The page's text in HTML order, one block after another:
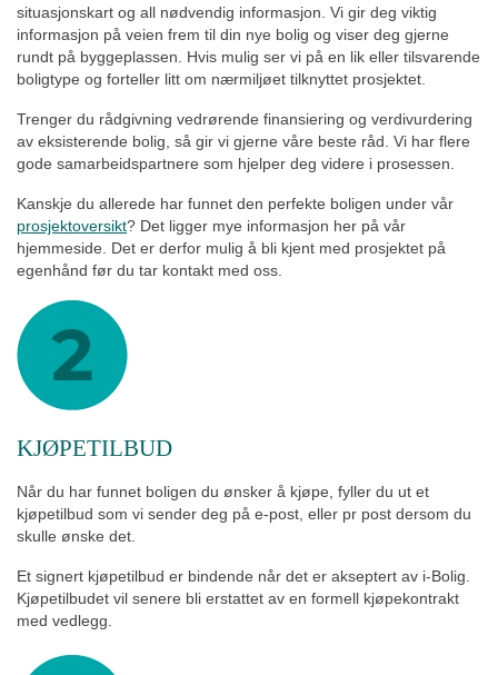
situasjonskart og all nødvendig informasjon. Vi gir deg viktig
informasjon på veien frem til din nye bolig og viser deg gjerne
rundt på byggeplassen. Hvis mulig ser vi på en lik eller tilsvarende
boligtype og forteller litt om nærmiljøet tilknyttet prosjektet.
Trenger du rådgivning vedrørende finansiering og verdivurdering
av eksisterende bolig, så gir vi gjerne våre beste råd. Vi har flere
gode samarbeidspartnere som hjelper deg videre i prosessen.
Kanskje du allerede har funnet den perfekte boligen under vår
prosjektoversikt? Det ligger mye informasjon her på vår
hjemmeside. Det er derfor mulig å bli kjent med prosjektet på
egenhånd før du tar kontakt med oss.
KJØPETILBUD
Når du har funnet boligen du ønsker å kjøpe, fyller du ut et
kjøpetilbud som vi sender deg på e-post, eller pr post dersom du
skulle ønske det.
Et signert kjøpetilbud er bindende når det er akseptert av i-Bolig.
Kjøpetilbudet vil senere bli erstattet av en formell kjøpekontrakt
med vedlegg.